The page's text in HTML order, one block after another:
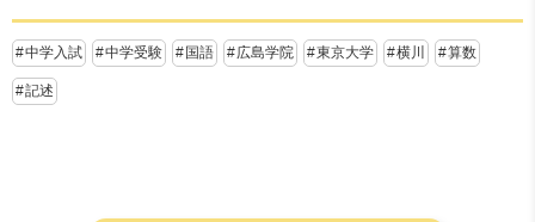
中学入試 中学受験 国語 広島学院 東京大学 横川 算数
記述